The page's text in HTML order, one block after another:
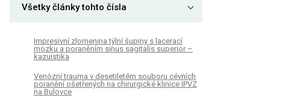
Všetky články tohto čísla
Impresivní zlomenina týlní šupiny s lacerací
mozku a poraněním sinus sagitalis superior –
kazuistika
Venózní trauma v desetiletém souboru cévních
poranění ošetřených na chirurgické klinice IPVZ
na Bulovce